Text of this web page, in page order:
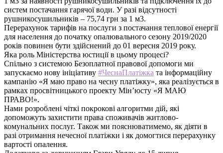
систем постачання гарячої води. У разі відсутності
рушникосушильників – 75,74 грн за 1 м3.
Перерахунок тарифів на послуги з постачання теплової енергії
для населення до початку опалювального сезону 2019/2020
років повинен бути здійснений до 01 вересня 2019 року.
Яка роль Міністерства юстиції в цьому процесі?
Спільно з системою Безоплатної правової допомоги ми
запускаємо нову ініціативу #ЧеснаПлатіжка та інформаційну
кампанію «Я маю право на чесну платіжку», яка реалізується в
рамках просвітницького проекту Мін’юсту «Я МАЮ
ПРАВО!».
Нами розроблені чіткі покрокові алгоритми дій, які
допоможуть захистити права споживачів житлово-
комунальних послуг. Також ми пояснюватимемо, як діяти в
разі отримання нечесної платіжки і як домогтися перерахунку
вартості опалення.